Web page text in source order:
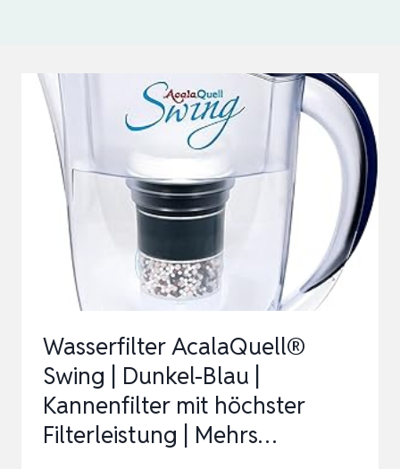
Wasserfilter AcalaQuell®
Swing | Dunkel-Blau |
Kannenfilter mit höchster
Filterleistung | Mehrs…